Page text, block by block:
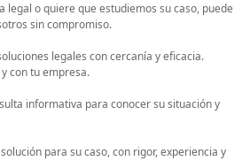
legal o quiere que estudiemos su caso, puede
sin compromiso.
legales con cercanía y eficacia.
con tu empresa.
informativa para conocer su situación y
para su caso, con rigor, experiencia y